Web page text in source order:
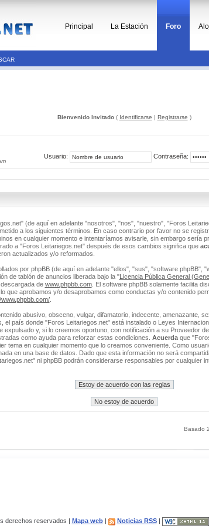
Principal La Estación Foro
Bienvenido Invitado( Identificarse | Registrarse )
Usuario: Contraseña:
(de aquí en adelante "nosotros", "nos", "nuestro", "Foros
a los siguientes términos. En caso contrario por favor no se
en cualquier momento e intentaríamos avisarle, sin embargo sería
a "Foros Leitariegos.net" después de esos cambios significa que
actualizados y/o reformados.
por phpBB (de aquí en adelante "ellos", "sus", "software phpBB",
de tablón de anuncios liberada bajo la "Licencia Pública General
de www.phpbb.com. El software phpBB solamente facilita
que aprobamos y/o desaprobamos como conductas y/o contenido
.
abusivo, obsceno, vulgar, difamatorio, indecente, amenazante,
el país donde "Foros Leitariegos.net" está instalado o Leyes
expulsado y, si lo creemos oportuno, con notificación a su Proveedor
como ayuda para reforzar estas condiciones. Acuerdaque
tema en cualquier momento que lo creamos conveniente. Como
en una base de datos. Dado que esta información no será
ni phpBB podrán considerarse responsables por cualquier
Basado
derechos reservados | Mapa web| Noticias RSS|